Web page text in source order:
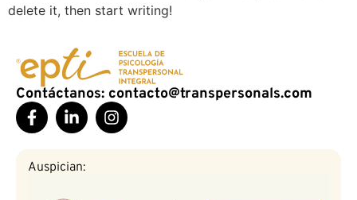
delete it, then start writing!
Contáctanos: contacto@transpersonals.com
Auspician: